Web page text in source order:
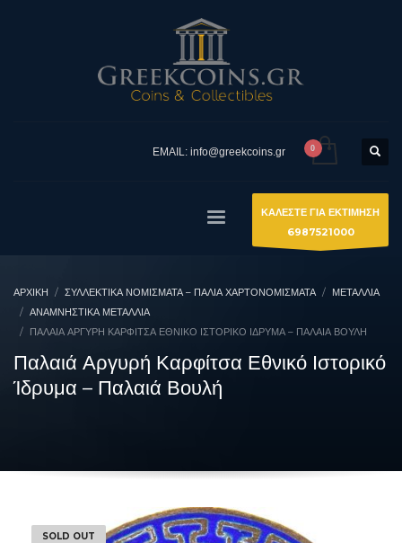
EMAIL: info@greekcoins.gr
ΚΑΛΕΣΤΕ ΓΙΑ ΕΚΤΙΜΗΣΗ
6987521000
ΑΡΧΙΚΉ ΣΥΛΛΕΚΤΙΚΆ ΝΟΜΊΣΜΑΤΑ – ΠΑΛΙΆ ΧΑΡΤΟΝΟΜΊΣΜΑΤΑ
ΜΕΤΑΛΛΙΑ
ΑΝΑΜΝΗΣΤΙΚΆ ΜΕΤΆΛΛΙΑ
ΠΑΛΑΙΆ ΑΡΓΥΡΉ ΚΑΡΦΊΤΣΑ ΕΘΝΙΚΌ ΙΣΤΟΡΙΚΌ ΊΔΡΥΜΑ – ΠΑΛΑΙΆ ΒΟΥΛΉ
Παλαιά Αργυρή Καρφίτσα Εθνικό Ιστορικό
Ίδρυμα – Παλαιά Βουλή
SOLD OUT